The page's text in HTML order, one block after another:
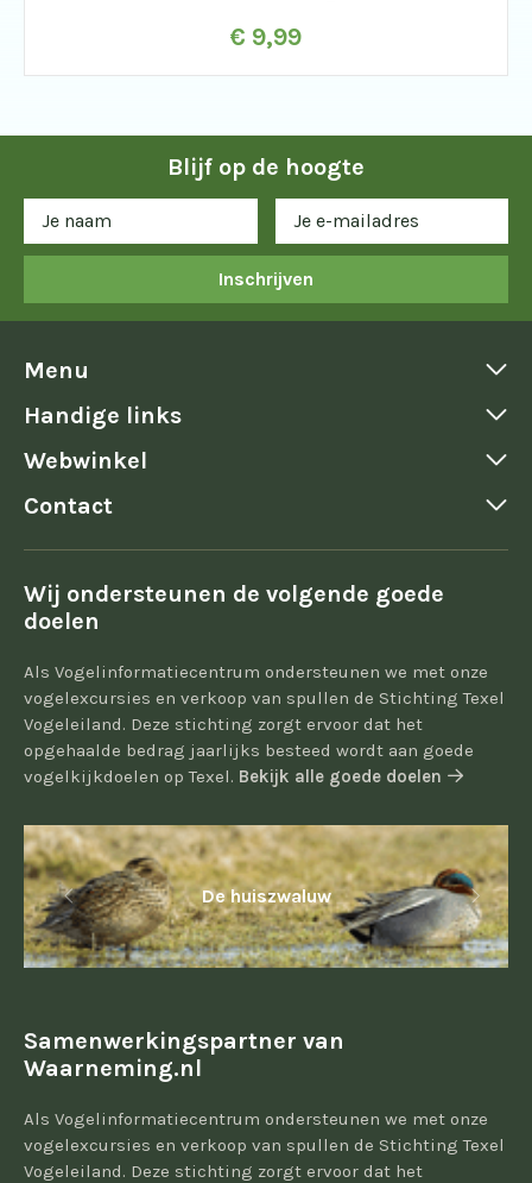
€ 9,99
Blijf op de hoogte
Inschrijven
Menu
Handige links
Webwinkel
Contact
Wij ondersteunen de volgende goede
doelen
Als Vogelinformatiecentrum ondersteunen we met onze
vogelexcursies en verkoop van spullen de Stichting Texel
Vogeleiland. Deze stichting zorgt ervoor dat het
opgehaalde bedrag jaarlijks besteed wordt aan goede
vogelkijkdoelen op Texel. Bekijk alle goede doelen
De huiszwaluw
Samenwerkingspartner van
Waarneming.nl
Als Vogelinformatiecentrum ondersteunen we met onze
vogelexcursies en verkoop van spullen de Stichting Texel
Vogeleiland. Deze stichting zorgt ervoor dat het